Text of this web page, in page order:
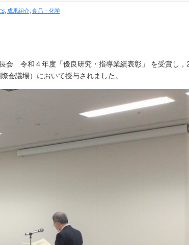
成果紹介 食品・化学
会 令和４年度「優良研究・指導業績表彰」 を受賞し，
会議場）において授与されました。